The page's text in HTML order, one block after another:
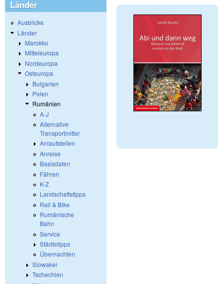
Länder
Ausblicke
Länder
Marokko
Mitteleuropa
Nordeuropa
Osteuropa
Bulgarien
Polen
Rumänien
A-J
Alternative
Transportmittel
Anlaufstellen
Anreise
Basisdaten
Fähren
K-Z
Landschaftstipps
Rail & Bike
Rumänische
Bahn
Service
Städtetipps
Übernachten
Slowakei
Tschechien